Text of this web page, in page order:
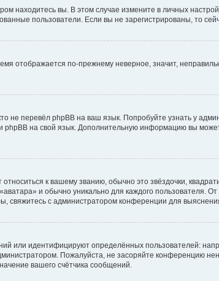
находитесь вы. В этом случае измените в личных
пользователи. Если вы не зарегистрированы, то
отображается по-прежнему неверное, значит,
не перевёл phpBB на ваш язык. Попробуйте узнать у
phpBB на свой язык. Дополнительную информацию вы
к вашему званию, обычно это звёздочки,
и обычно уникально для каждого пользователя.
свяжитесь с администратором конференции для
или идентифицируют определённых пользователей:
Пожалуйста, не засоряйте конференцию
вашего счётчика сообщений.